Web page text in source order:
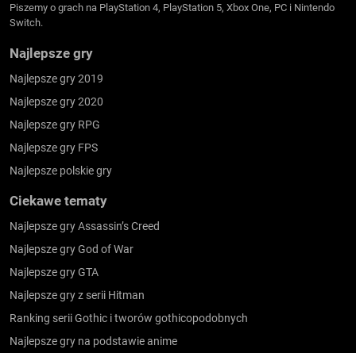
Piszemy o grach na PlayStation 4, PlayStation 5, Xbox One, PC i Nintendo
Switch.
Najlepsze gry
Najlepsze gry 2019
Najlepsze gry 2020
Najlepsze gry RPG
Najlepsze gry FPS
Najlepsze polskie gry
Ciekawe tematy
Najlepsze gry Assassin’s Creed
Najlepsze gry God of War
Najlepsze gry GTA
Najlepsze gry z serii Hitman
Ranking serii Gothic i tworów gothicopodobnych
Najlepsze gry na podstawie anime